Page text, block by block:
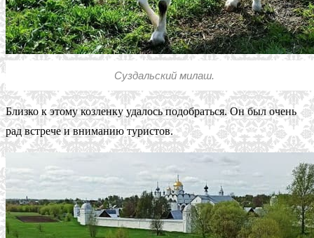
Суздальский милаш.
Близко к этому козленку удалось подобраться. Он был очень
рад встрече и вниманию туристов.